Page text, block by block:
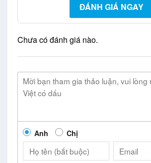
ĐÁNH GIÁ NGAY
Chưa có đánh giá nào.
Anh Chị